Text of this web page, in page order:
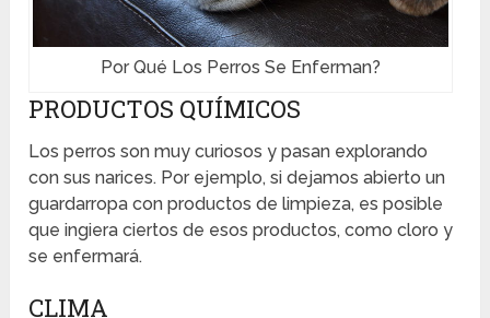
Por Qué Los Perros Se Enferman?
PRODUCTOS QUÍMICOS
Los perros son muy curiosos y pasan explorando
con sus narices. Por ejemplo, si dejamos abierto un
guardarropa con productos de limpieza, es posible
que ingiera ciertos de esos productos, como cloro y
se enfermará.
CLIMA